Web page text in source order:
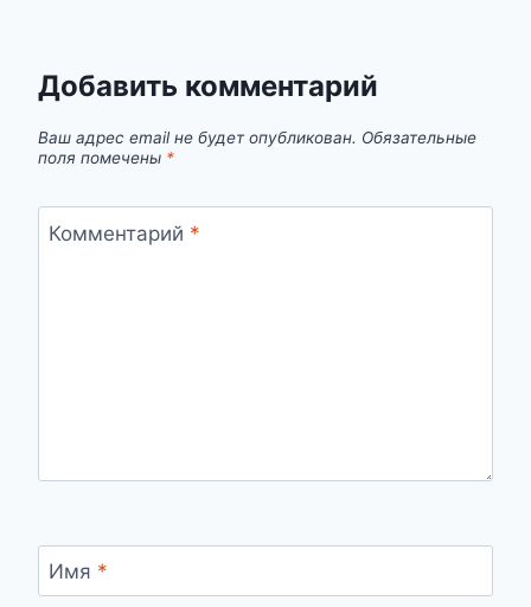
Добавить комментарий
Ваш адрес email не будет опубликован. Обязательные
поля помечены *
Комментарий *
Имя *